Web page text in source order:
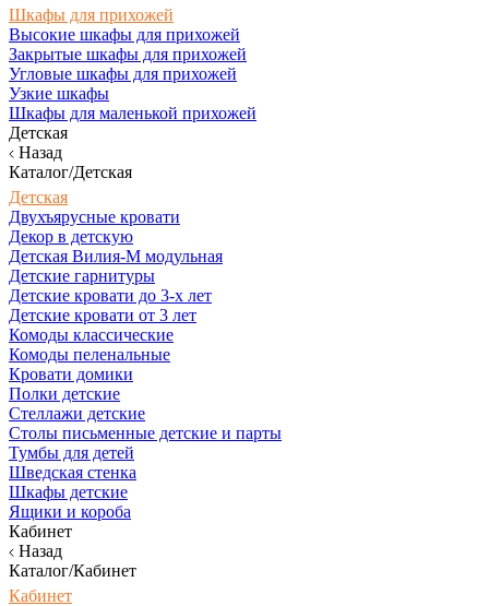
Шкафы для прихожей
Высокие шкафы для прихожей
Закрытые шкафы для прихожей
Угловые шкафы для прихожей
Узкие шкафы
Шкафы для маленькой прихожей
Детская
Назад
Каталог/Детская
Детская
Двухъярусные кровати
Декор в детскую
Детская Вилия-М модульная
Детские гарнитуры
Детские кровати до 3-х лет
Детские кровати от 3 лет
Комоды классические
Комоды пеленальные
Кровати домики
Полки детские
Стеллажи детские
Столы письменные детские и парты
Тумбы для детей
Шведская стенка
Шкафы детские
Ящики и короба
Кабинет
Назад
Каталог/Кабинет
Кабинет